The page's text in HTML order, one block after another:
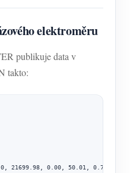
elektroměru
publikuje data v
takto:
21699.98, 0.00, 50.01, 0.72]